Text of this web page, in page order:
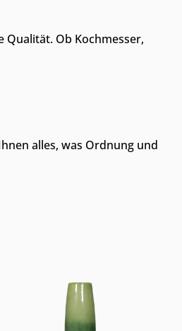
Qualität. Ob Kochmesser,
alles, was Ordnung und